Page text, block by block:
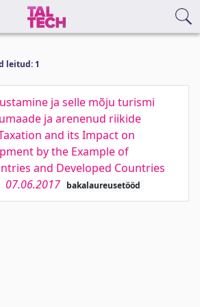
leitud: 1
ja selle mõju turismi
ja arenenud riikide
and its Impact on
by the Example of
and Developed Countries
07.06.2017 bakalaureusetööd